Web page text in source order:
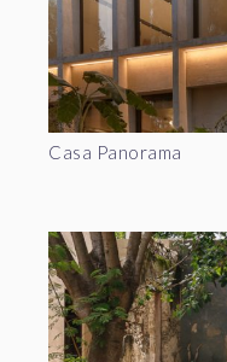
Casa Panorama